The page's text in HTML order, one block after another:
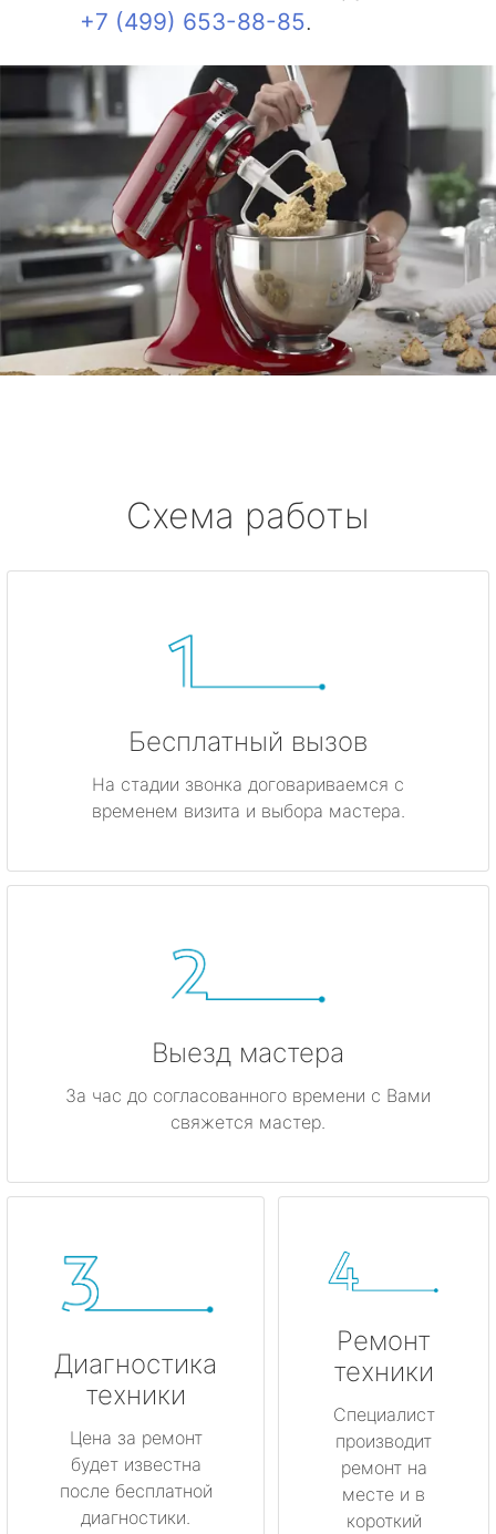
+7 (499) 653-88-85.
Схема работы
Бесплатный вызов
На стадии звонка договариваемся с
временем визита и выбора мастера.
Выезд мастера
За час до согласованного времени с Вами
свяжется мастер.
Диагностика
техники
Цена за ремонт
будет известна
после бесплатной
диагностики.
Ремонт
техники
Специалист
производит
ремонт на
месте и в
короткий